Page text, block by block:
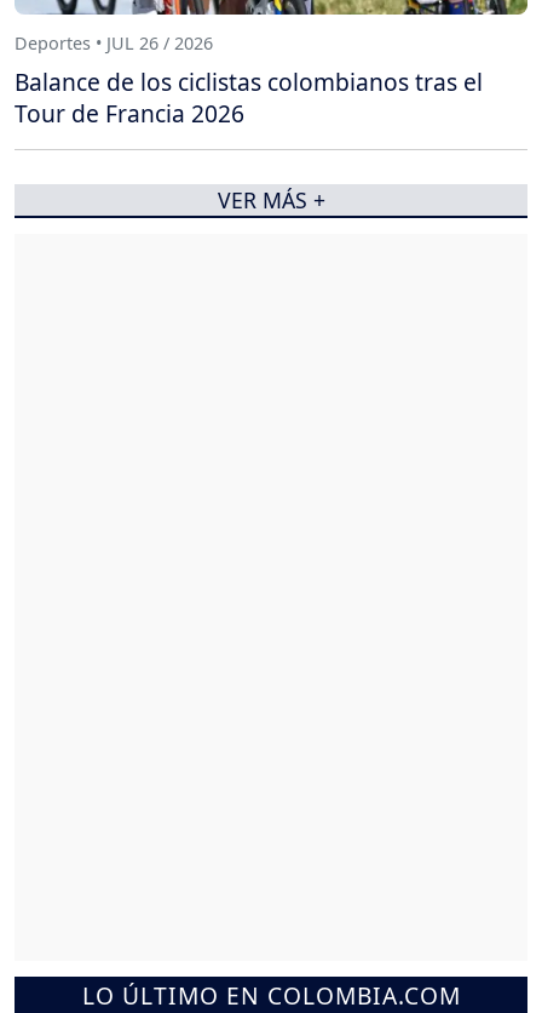
LO ÚLTIMO EN COLOMBIA.COM
Deportes • JUL 26 / 2026
Balance de los ciclistas colombianos tras el
Tour de Francia 2026
VER MÁS +